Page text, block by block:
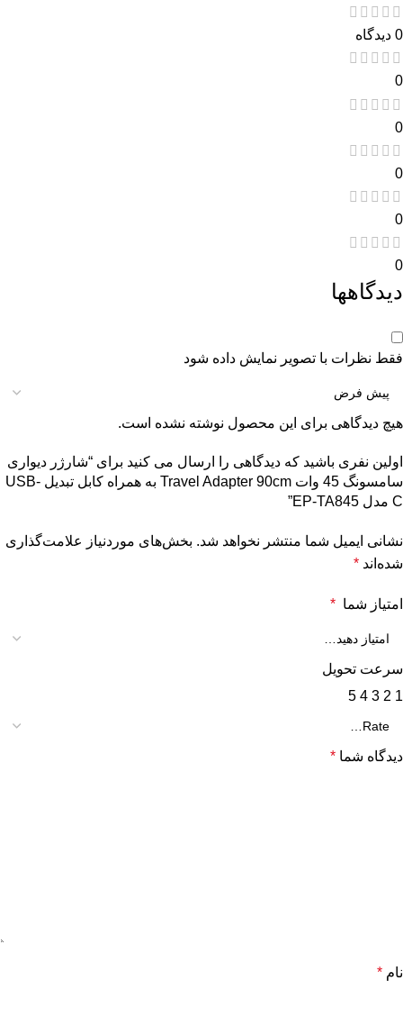
0 دیدگاه
0
0
0
0
0
دیدگاهها
فقط نظرات با تصویر نمایش داده شود
هیچ دیدگاهی برای این محصول نوشته نشده است.
اولین نفری باشید که دیدگاهی را ارسال می کنید برای “شارژر دیواری
سامسونگ 45 وات Travel Adapter 90cm به همراه کابل تبدیل USB-
C مدل EP-TA845”
نشانی ایمیل شما منتشر نخواهد شد. بخش‌های موردنیاز علامت‌گذاری
شده‌اند *
امتیاز شما *
سرعت تحویل
1
2
3
4
5
دیدگاه شما *
نام *